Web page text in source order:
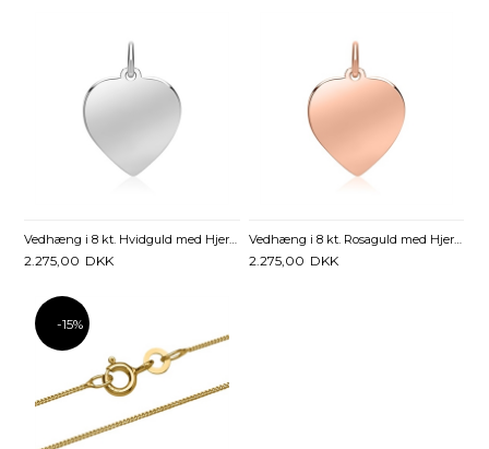
Vedhæng i 8 kt. Hvidguld med Hjerte 16 x 17 mm - Mulighed for gravering
2.275,00 DKK
Vedhæng i 8 kt. Rosaguld med Hjerte 16 x 17 mm - Mulighed for gravering
2.275,00 DKK
-15%